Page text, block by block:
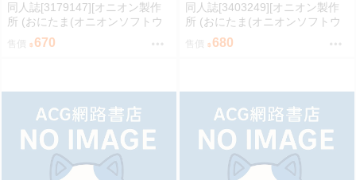
同人誌[3179147][オニオン製作
所 (おにたま(オニオンソフトウ
ェア))]昭和のカオスなゲームセ
ンター (其他)
售價 670
同人誌[3403249][オニオン製作
所 (おにたま(オニオンソフトウ
ェア))]昭和のカオスなゲームセ
ンター PART 2 (其他)
售價 680